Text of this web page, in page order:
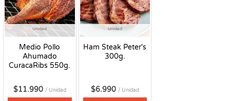
Unidad
Medio Pollo
Ahumado
CuracaRibs 550g.
$11.990 / Unidad
Unidad
Ham Steak Peter's
300g.
$6.990 / Unidad